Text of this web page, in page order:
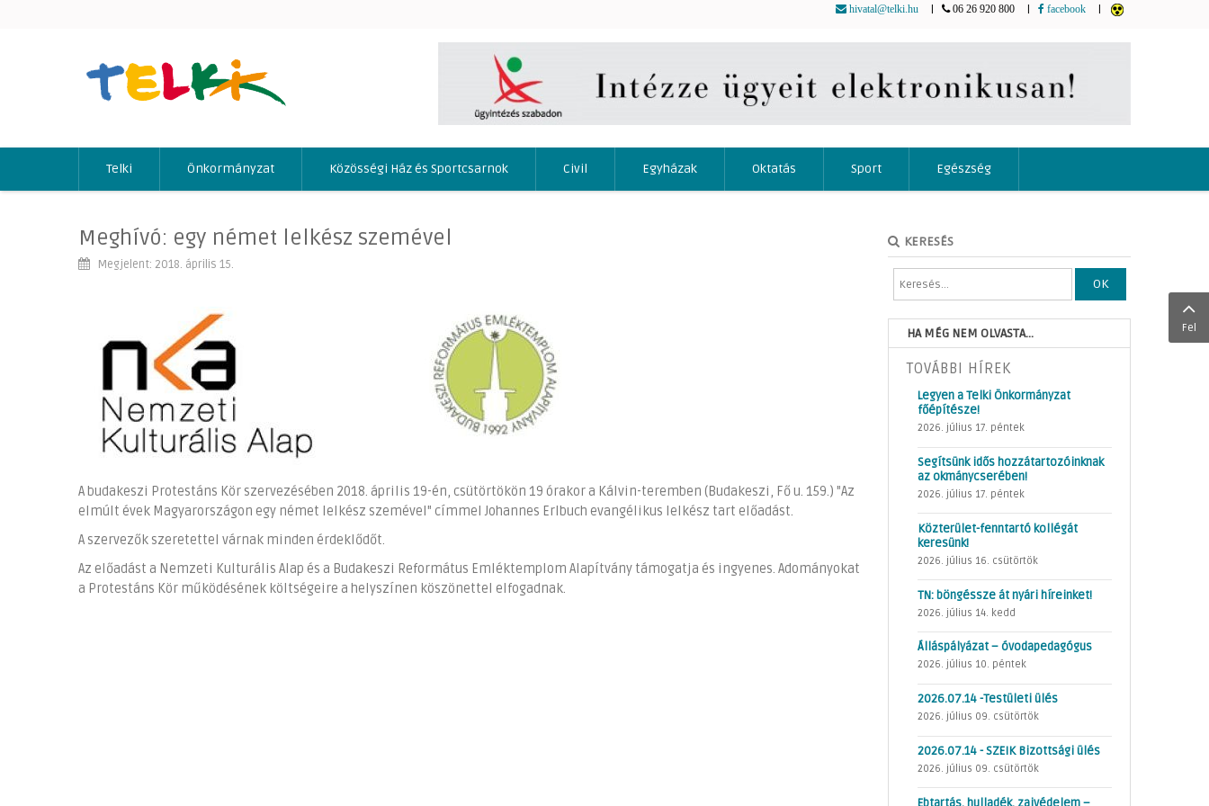
hivatal@telki.hu 06 26 920 800 facebook
Telki Önkormányzat Közösségi Ház és Sportcsarnok Civil Egyházak Oktatás Sport Egészség
Meghívó: egy német lelkész szemével
Megjelent: 2018. április 15.
A budakeszi Protestáns Kör szervezésében 2018. április 19-én, csütörtökön 19 órakor a Kálvin-teremben (Budakeszi, Fő u. 159.) "Az
elmúlt évek Magyarországon egy német lelkész szemével" címmel Johannes Erlbuch evangélikus lelkész tart előadást.
A szervezők szeretettel várnak minden érdeklődőt.
Az előadást a Nemzeti Kulturális Alap és a Budakeszi Református Emléktemplom Alapítvány támogatja és ingyenes. Adományokat
a Protestáns Kör működésének költségeire a helyszínen köszönettel elfogadnak.
KERESÉS
OK
HA MÉG NEM OLVASTA...
TOVÁBBI HÍREK
Legyen a Telki Önkormányzat
főépítésze!
2026. július 17. péntek
Segítsünk idős hozzátartozóinknak
az okmánycserében!
2026. július 17. péntek
Közterület-fenntartó kollégát
keresünk!
2026. július 16. csütörtök
TN: böngéssze át nyári híreinket!
2026. július 14. kedd
Álláspályázat – óvodapedagógus
2026. július 10. péntek
2026.07.14 -Testületi ülés
2026. július 09. csütörtök
2026.07.14 - SZEIK Bizottsági ülés
2026. július 09. csütörtök
Ebtartás, hulladék, zajvédelem –
Fel